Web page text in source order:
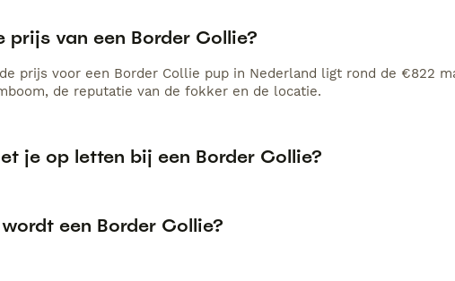
prijs van een Border Collie?
prijs voor een Border Collie pup in Nederland ligt rond de €822
de reputatie van de fokker en de locatie.
je op letten bij een Border Collie?
een Border Collie?